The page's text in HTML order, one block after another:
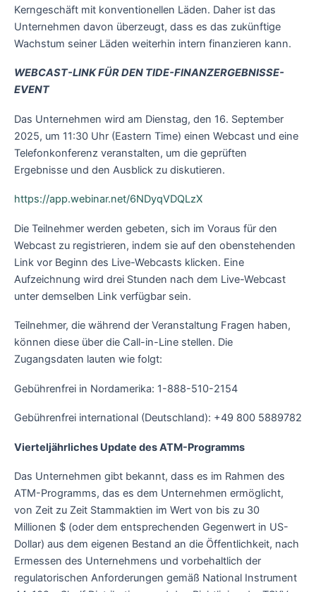
Kerngeschäft mit konventionellen Läden. Daher ist das
Unternehmen davon überzeugt, dass es das zukünftige
Wachstum seiner Läden weiterhin intern finanzieren kann.
WEBCAST-LINK FÜR DEN TIDE-FINANZERGEBNISSE-
EVENT
Das Unternehmen wird am Dienstag, den 16. September
2025, um 11:30 Uhr (Eastern Time) einen Webcast und eine
Telefonkonferenz veranstalten, um die geprüften
Ergebnisse und den Ausblick zu diskutieren.
https://app.webinar.net/6NDyqVDQLzX
Die Teilnehmer werden gebeten, sich im Voraus für den
Webcast zu registrieren, indem sie auf den obenstehenden
Link vor Beginn des Live-Webcasts klicken. Eine
Aufzeichnung wird drei Stunden nach dem Live-Webcast
unter demselben Link verfügbar sein.
Teilnehmer, die während der Veranstaltung Fragen haben,
können diese über die Call-in-Line stellen. Die
Zugangsdaten lauten wie folgt:
Gebührenfrei in Nordamerika: 1-888-510-2154
Gebührenfrei international (Deutschland): +49 800 5889782
Vierteljährliches Update des ATM-Programms
Das Unternehmen gibt bekannt, dass es im Rahmen des
ATM-Programms, das es dem Unternehmen ermöglicht,
von Zeit zu Zeit Stammaktien im Wert von bis zu 30
Millionen $ (oder dem entsprechenden Gegenwert in US-
Dollar) aus dem eigenen Bestand an die Öffentlichkeit, nach
Ermessen des Unternehmens und vorbehaltlich der
regulatorischen Anforderungen gemäß National Instrument